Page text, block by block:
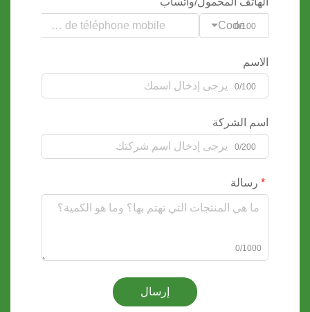
Code0/100
الاسم
0/100
اسم الشركة
0/200
رسالة
0/1000
إرسال